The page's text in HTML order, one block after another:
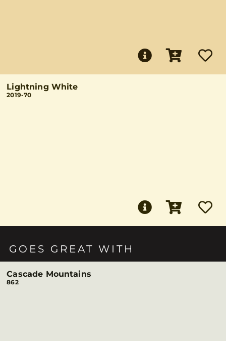
Lightning White
2019-70
GOES GREAT WITH
Cascade Mountains
862